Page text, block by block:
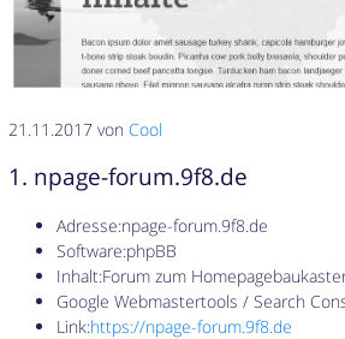
21.11.2017 vonCool
1. npage-forum.9f8.de
Adresse:npage-forum.9f8.de
Software:phpBB
Inhalt:Forum zum
Google Webmastertools / Search
Link:https://npage-forum.9f8.de